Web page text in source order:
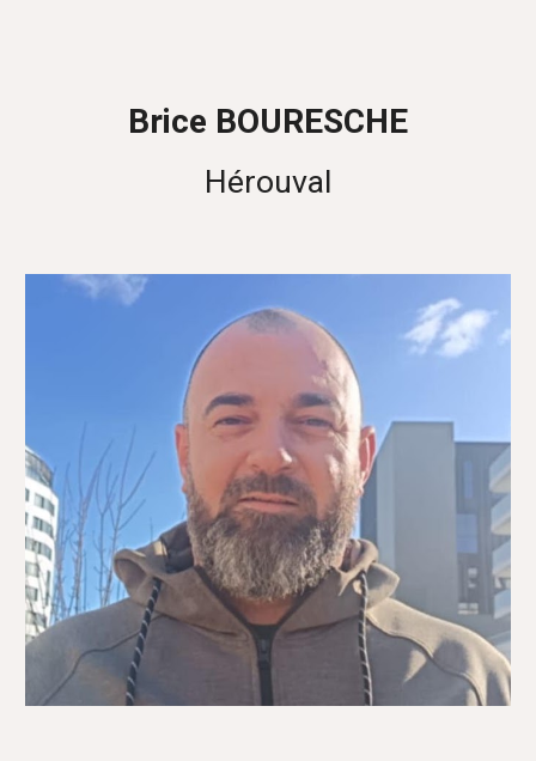
Brice BOURESCHE
Hérouval